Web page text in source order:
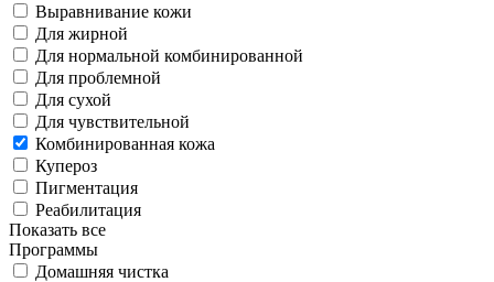
Выравнивание кожи
Для жирной
Для нормальной комбинированной
Для проблемной
Для сухой
Для чувствительной
Комбинированная кожа
Купероз
Пигментация
Реабилитация
Показать все
Программы
Домашняя чистка